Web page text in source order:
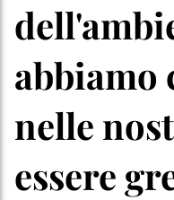
abbiamo
nelle
essere